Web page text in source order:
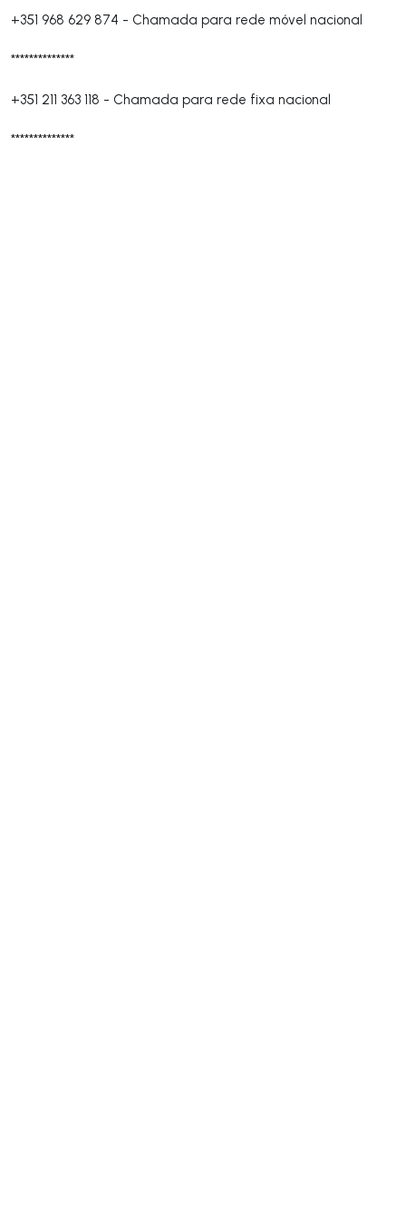
+351 968 629 874 - Chamada para rede móvel nacional
**************
+351 211 363 118 - Chamada para rede fixa nacional
**************